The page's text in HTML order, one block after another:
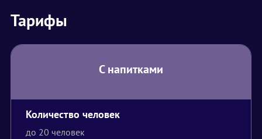
Тарифы
С напитками
Количество человек
до 20 человек